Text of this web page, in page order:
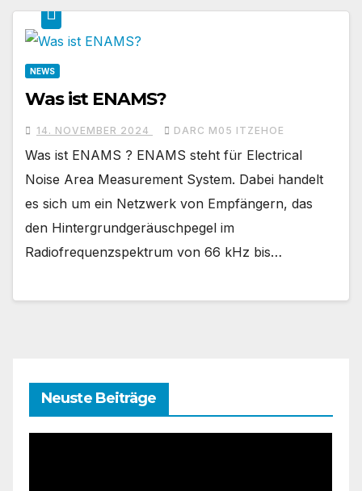
NEWS
Was ist ENAMS?
14. NOVEMBER 2024 DARC M05 ITZEHOE
Was ist ENAMS ? ENAMS steht für Electrical
Noise Area Measurement System. Dabei handelt
es sich um ein Netzwerk von Empfängern, das
den Hintergrundgeräuschpegel im
Radiofrequenzspektrum von 66 kHz bis…
Neuste Beiträge